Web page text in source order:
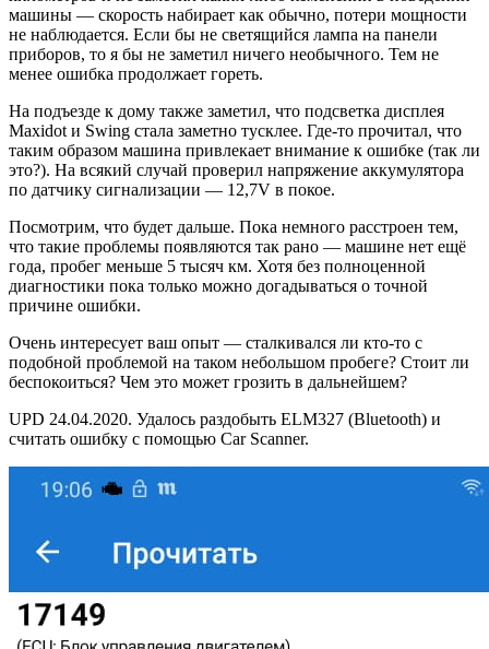
машины — скорость набирает как обычно, потери мощности
не наблюдается. Если бы не светящийся лампа на панели
приборов, то я бы не заметил ничего необычного. Тем не
менее ошибка продолжает гореть.
На подъезде к дому также заметил, что подсветка дисплея
Maxidot и Swing стала заметно тусклее. Где-то прочитал, что
таким образом машина привлекает внимание к ошибке (так ли
это?). На всякий случай проверил напряжение аккумулятора
по датчику сигнализации — 12,7V в покое.
Посмотрим, что будет дальше. Пока немного расстроен тем,
что такие проблемы появляются так рано — машине нет ещё
года, пробег меньше 5 тысяч км. Хотя без полноценной
диагностики пока только можно догадываться о точной
причине ошибки.
Очень интересует ваш опыт — сталкивался ли кто-то с
подобной проблемой на таком небольшом пробеге? Стоит ли
беспокоиться? Чем это может грозить в дальнейшем?
UPD 24.04.2020. Удалось раздобыть ELM327 (Bluetooth) и
считать ошибку с помощью Car Scanner.